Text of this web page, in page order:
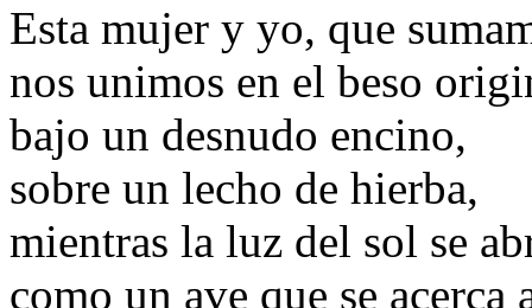
Esta mujer y yo, que
nos unimos en el beso
bajo un desnudo encino,
sobre un lecho de hierba,
mientras la luz del sol se
como un ave que se acerca